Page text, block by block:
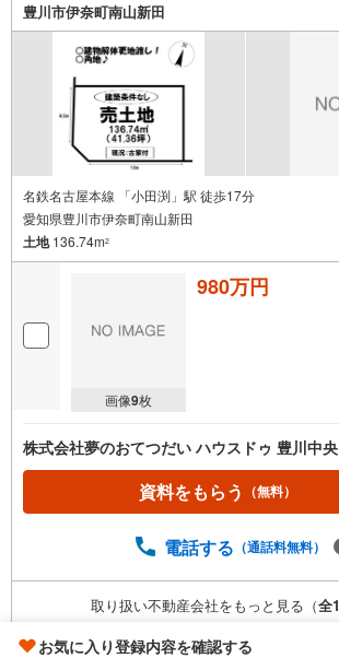
豊川市伊奈町南山新田
名鉄名古屋本線 「小田渕」駅 徒歩17分
愛知県豊川市伊奈町南山新田
土地136.74m2
画像9枚
980万円
株式会社夢のおてつだい ハウスドゥ 豊川中央
資料をもらう （無料）
電話する （通話料無料）
取り扱い不動産会社をもっと見る（全1
お気に入り登録内容を確認する